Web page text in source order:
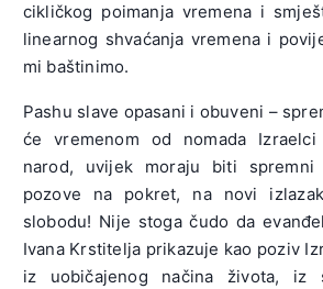
cikličkog poimanja vremena i
linearnog shvaćanja vremena i
mi baštinimo.
Pashu slave opasani i obuveni –
će vremenom od nomada
narod, uvijek moraju biti spremni
pozove na pokret, na novi
slobodu! Nije stoga čudo da
Ivana Krstitelja prikazuje kao poziv
iz uobičajenog načina života, iz